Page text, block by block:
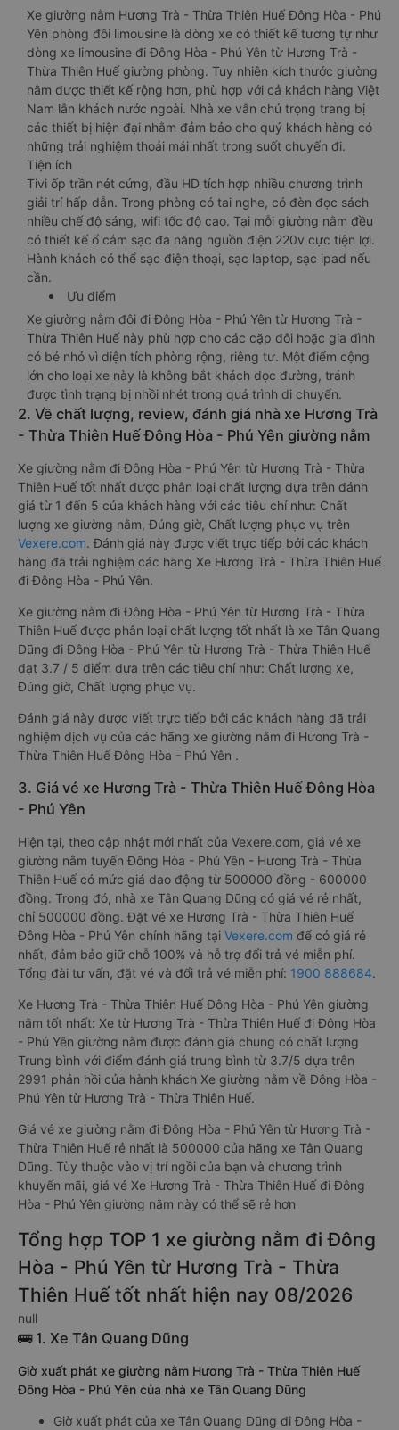
Xe giường nằm Hương Trà - Thừa Thiên Huế Đông Hòa - Phú
Yên phòng đôi limousine là dòng xe có thiết kế tương tự như
dòng xe limousine đi Đông Hòa - Phú Yên từ Hương Trà -
Thừa Thiên Huế giường phòng. Tuy nhiên kích thước giường
nằm được thiết kế rộng hơn, phù hợp với cả khách hàng Việt
Nam lẫn khách nước ngoài. Nhà xe vẫn chú trọng trang bị
các thiết bị hiện đại nhằm đảm bảo cho quý khách hàng có
những trải nghiệm thoải mái nhất trong suốt chuyến đi.
Tiện ích
Tivi ốp trần nét cứng, đầu HD tích hợp nhiều chương trình
giải trí hấp dẫn. Trong phòng có tai nghe, có đèn đọc sách
nhiều chế độ sáng, wifi tốc độ cao. Tại mỗi giường nằm đều
có thiết kế ổ cắm sạc đa năng nguồn điện 220v cực tiện lợi.
Hành khách có thể sạc điện thoại, sạc laptop, sạc ipad nếu
cần.
Ưu điểm
Xe giường nằm đôi đi Đông Hòa - Phú Yên từ Hương Trà -
Thừa Thiên Huế này phù hợp cho các cặp đôi hoặc gia đình
có bé nhỏ vì diện tích phòng rộng, riêng tư. Một điểm cộng
lớn cho loại xe này là không bắt khách dọc đường, tránh
được tình trạng bị nhồi nhét trong quá trình di chuyển.
2. Về chất lượng, review, đánh giá nhà xe Hương Trà
- Thừa Thiên Huế Đông Hòa - Phú Yên giường nằm
Xe giường nằm đi Đông Hòa - Phú Yên từ Hương Trà - Thừa
Thiên Huế tốt nhất được phân loại chất lượng dựa trên đánh
giá từ 1 đến 5 của khách hàng với các tiêu chí như: Chất
lượng xe giường nằm, Đúng giờ, Chất lượng phục vụ trên
Vexere.com. Đánh giá này được viết trực tiếp bởi các khách
hàng đã trải nghiệm các hãng Xe Hương Trà - Thừa Thiên Huế
đi Đông Hòa - Phú Yên.
Xe giường nằm đi Đông Hòa - Phú Yên từ Hương Trà - Thừa
Thiên Huế được phân loại chất lượng tốt nhất là xe Tân Quang
Dũng đi Đông Hòa - Phú Yên từ Hương Trà - Thừa Thiên Huế
đạt 3.7 / 5 điểm dựa trên các tiêu chí như: Chất lượng xe,
Đúng giờ, Chất lượng phục vụ.
Đánh giá này được viết trực tiếp bởi các khách hàng đã trải
nghiệm dịch vụ của các hãng xe giường nằm đi Hương Trà -
Thừa Thiên Huế Đông Hòa - Phú Yên .
3. Giá vé xe Hương Trà - Thừa Thiên Huế Đông Hòa
- Phú Yên
Hiện tại, theo cập nhật mới nhất của Vexere.com, giá vé xe
giường nằm tuyến Đông Hòa - Phú Yên - Hương Trà - Thừa
Thiên Huế có mức giá dao động từ 500000 đồng - 600000
đồng. Trong đó, nhà xe Tân Quang Dũng có giá vé rẻ nhất,
chỉ 500000 đồng. Đặt vé xe Hương Trà - Thừa Thiên Huế
Đông Hòa - Phú Yên chính hãng tại Vexere.com để có giá rẻ
nhất, đảm bảo giữ chỗ 100% và hỗ trợ đổi trả vé miễn phí.
Tổng đài tư vấn, đặt vé và đổi trả vé miễn phí: 1900 888684.
Xe Hương Trà - Thừa Thiên Huế Đông Hòa - Phú Yên giường
nằm tốt nhất: Xe từ Hương Trà - Thừa Thiên Huế đi Đông Hòa
- Phú Yên giường nằm được đánh giá chung có chất lượng
Trung bình với điểm đánh giá trung bình từ 3.7/5 dựa trên
2991 phản hồi của hành khách Xe giường nằm về Đông Hòa -
Phú Yên từ Hương Trà - Thừa Thiên Huế.
Giá vé xe giường nằm đi Đông Hòa - Phú Yên từ Hương Trà -
Thừa Thiên Huế rẻ nhất là 500000 của hãng xe Tân Quang
Dũng. Tùy thuộc vào vị trí ngồi của bạn và chương trình
khuyến mãi, giá vé Xe Hương Trà - Thừa Thiên Huế đi Đông
Hòa - Phú Yên giường nằm này có thể sẽ rẻ hơn
Tổng hợp TOP 1 xe giường nằm đi Đông
Hòa - Phú Yên từ Hương Trà - Thừa
Thiên Huế tốt nhất hiện nay 08/2026
null
🚌 1. Xe Tân Quang Dũng
Giờ xuất phát xe giường nằm Hương Trà - Thừa Thiên Huế
Đông Hòa - Phú Yên của nhà xe Tân Quang Dũng
Giờ xuất phát của xe Tân Quang Dũng đi Đông Hòa -